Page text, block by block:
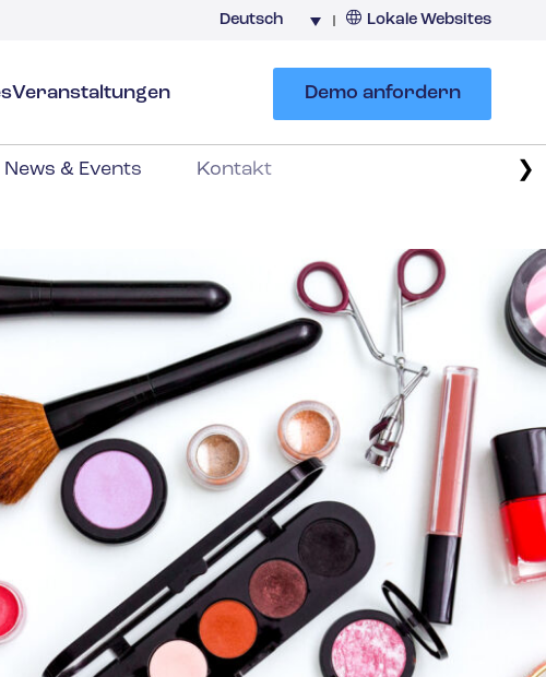
Deutsch Lokale Websites
Veranstaltungen Demo anfordern
& -verwaltung
Störfallmanagement
News & Events Kontakt ❯